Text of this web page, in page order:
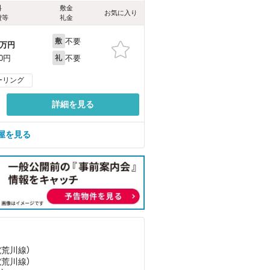
等
敷金
礼金
お気に入り
円
円
敷 不要
礼 不要
リング
詳細を見る
を見る
川線）
川線）